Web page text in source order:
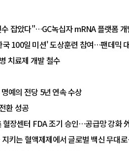
브리프] "온도·산화 변수 잡았다"…GC녹십자 mRNA 플랫폼
국 100일 미션' 도상훈련 참여…팬데믹
치료제 개발 철수
예의 전당 5년 연속 수상
환 성공
리프] GC녹십자, 美 혈장센터 FDA 조기 승인…공급망 강화
키는 혈액제제에서 글로벌 백신 무대